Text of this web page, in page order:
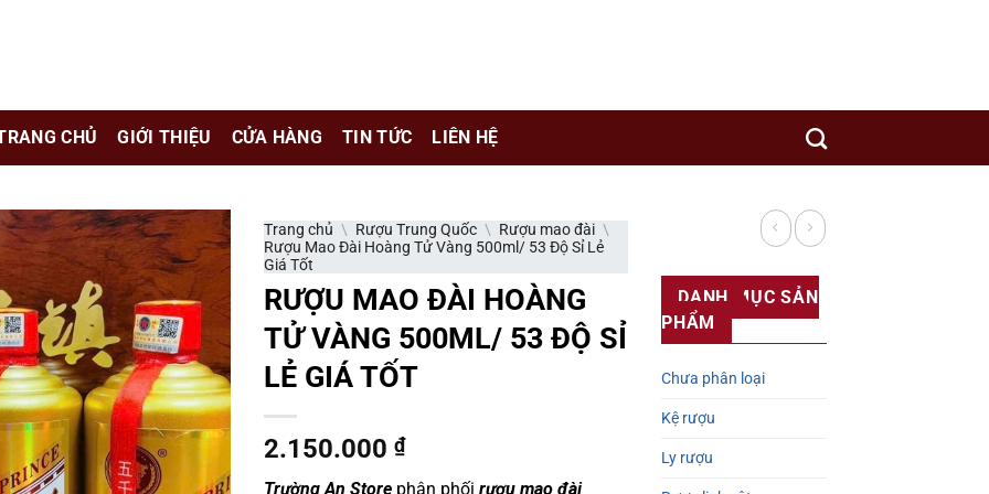
đang mang thai.
CHỦ GIỚI THIỆU CỬA HÀNG TIN TỨC LIÊN HỆ
Trang chủ \ Rượu Trung Quốc \ Rượu mao đài \
Rượu Mao Đài Hoàng Tử Vàng 500ml/ 53 Độ Sỉ Lẻ
Giá Tốt
RƯỢU MAO ĐÀI HOÀNG
TỬ VÀNG 500ML/ 53 ĐỘ SỈ
LẺ GIÁ TỐT
2.150.000 ₫
Trường An Store phân phối rượu mao đài
DANH MỤC SẢN
PHẨM
Chưa phân loại
Kệ rượu
Ly rượu